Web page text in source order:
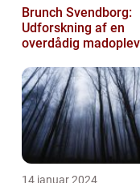
Brunch Svendborg:
Udforskning af en
overdådig
14 januar 2024